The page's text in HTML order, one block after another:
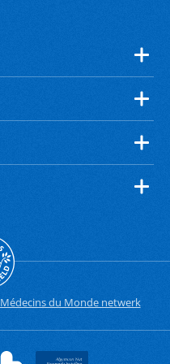
Médecins du Monde netwerk